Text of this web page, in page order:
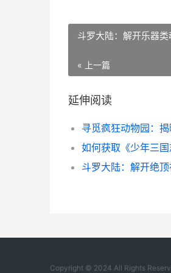
斗罗大陆：解开乐器类
« 上一篇
延伸阅读
寻觅疯狂动物园：
如何获取《少年三
斗罗大陆：解开绝顶
Copyright © 2024 All Rights